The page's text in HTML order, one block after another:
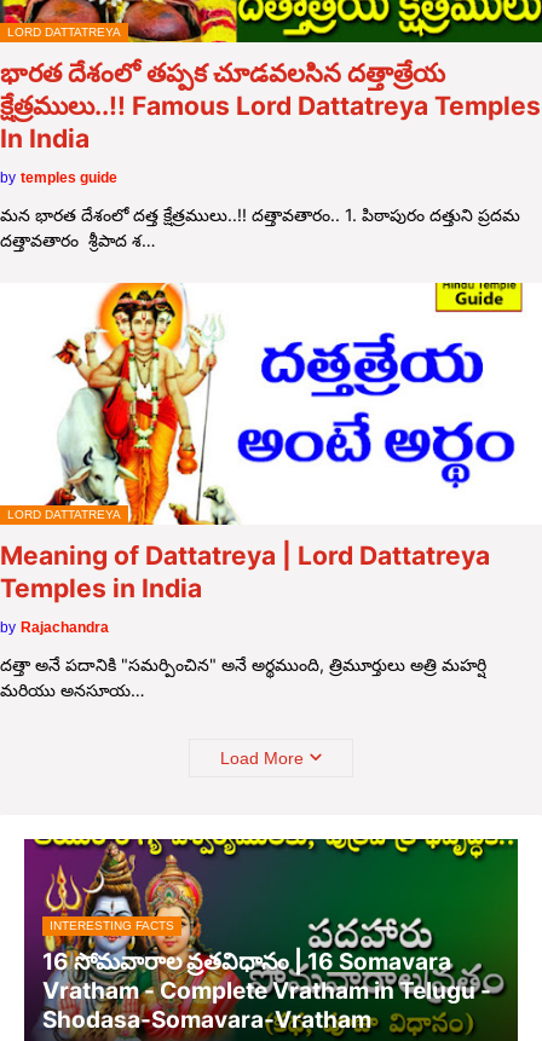
LORD DATTATREYA
భారత దేశంలో తప్పక చూడవలసిన దత్తాత్రేయ
క్షేత్రములు..!! Famous Lord Dattatreya Temples
In India
by temples guide
మన భారత దేశంలో దత్త క్షేత్రములు..!! దత్తావతారం.. 1. పిఠాపురం దత్తుని ప్రదమ
దత్తావతారం శ్రీపాద శ…
LORD DATTATREYA
Meaning of Dattatreya | Lord Dattatreya
Temples in India
by Rajachandra
దత్తా అనే పదానికి "సమర్పించిన" అనే అర్థముంది, త్రిమూర్తులు అత్రి మహర్షి
మరియు అనసూయ…
Load More
INTERESTING FACTS
16 సోమవారాల వ్రతవిధానం | 16 Somavara
Vratham - Complete Vratham in Telugu -
Shodasa-Somavara-Vratham